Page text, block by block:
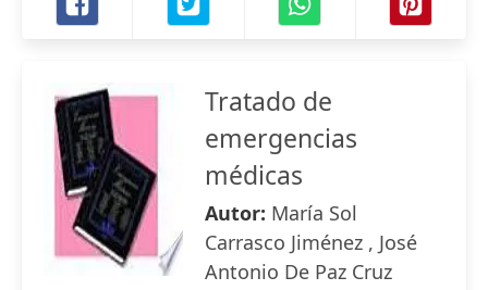
Tratado de
emergencias
médicas
Autor: María Sol
Carrasco Jiménez , José
Antonio De Paz Cruz